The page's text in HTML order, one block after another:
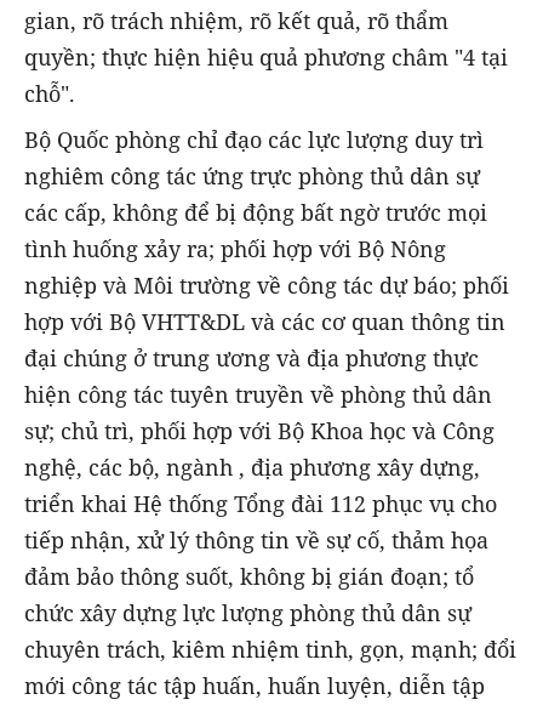
gian, rõ trách nhiệm, rõ kết quả, rõ thẩm
quyền; thực hiện hiệu quả phương châm "4 tại
chỗ".
Bộ Quốc phòng chỉ đạo các lực lượng duy trì
nghiêm công tác ứng trực phòng thủ dân sự
các cấp, không để bị động bất ngờ trước mọi
tình huống xảy ra; phối hợp với Bộ Nông
nghiệp và Môi trường về công tác dự báo; phối
hợp với Bộ VHTT&DL và các cơ quan thông tin
đại chúng ở trung ương và địa phương thực
hiện công tác tuyên truyền về phòng thủ dân
sự; chủ trì, phối hợp với Bộ Khoa học và Công
nghệ, các bộ, ngành , địa phương xây dựng,
triển khai Hệ thống Tổng đài 112 phục vụ cho
tiếp nhận, xử lý thông tin về sự cố, thảm họa
đảm bảo thông suốt, không bị gián đoạn; tổ
chức xây dựng lực lượng phòng thủ dân sự
chuyên trách, kiêm nhiệm tinh, gọn, mạnh; đổi
mới công tác tập huấn, huấn luyện, diễn tập